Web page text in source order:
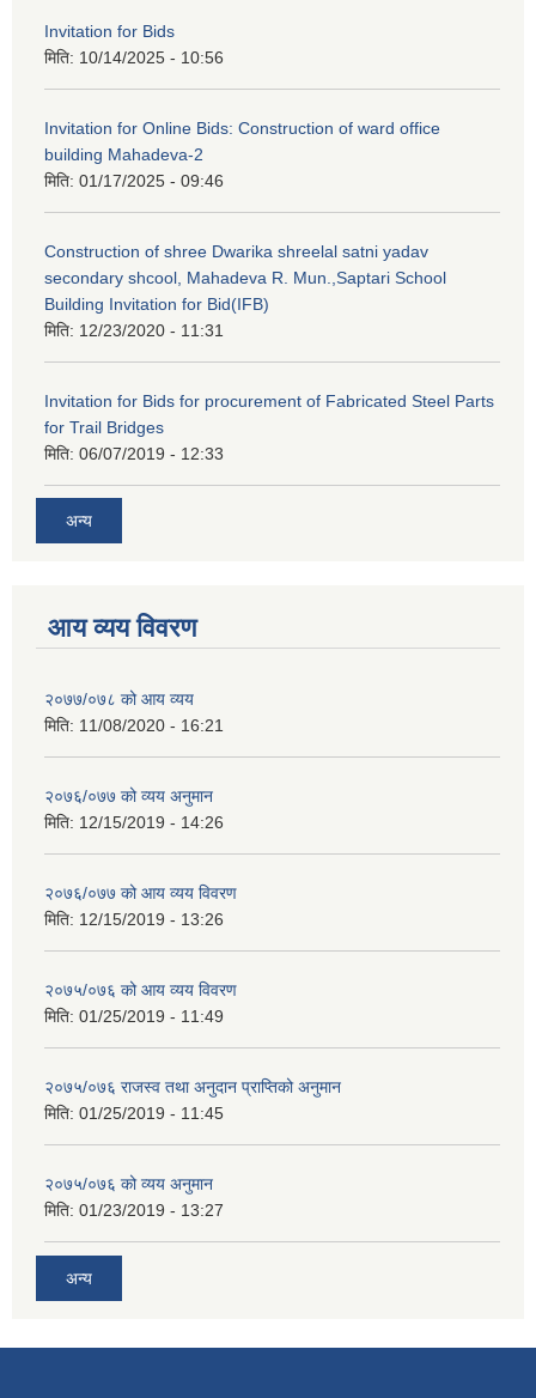
Invitation for Bids
मिति: 10/14/2025 - 10:56
Invitation for Online Bids: Construction of ward office
building Mahadeva-2
मिति: 01/17/2025 - 09:46
Construction of shree Dwarika shreelal satni yadav
secondary shcool, Mahadeva R. Mun.,Saptari School
Building Invitation for Bid(IFB)
मिति: 12/23/2020 - 11:31
Invitation for Bids for procurement of Fabricated Steel Parts
for Trail Bridges
मिति: 06/07/2019 - 12:33
अन्य
आय व्यय विवरण
२०७७/०७८ को आय व्यय
मिति: 11/08/2020 - 16:21
२०७६/०७७ को व्यय अनुमान
मिति: 12/15/2019 - 14:26
२०७६/०७७ को आय व्यय विवरण
मिति: 12/15/2019 - 13:26
२०७५/०७६ को आय व्यय विवरण
मिति: 01/25/2019 - 11:49
२०७५/०७६ राजस्व तथा अनुदान प्राप्तिको अनुमान
मिति: 01/25/2019 - 11:45
२०७५/०७६ को व्यय अनुमान
मिति: 01/23/2019 - 13:27
अन्य